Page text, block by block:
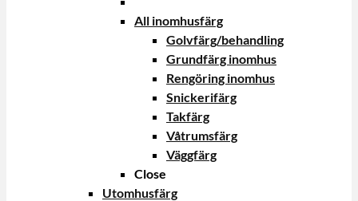
All inomhusfärg
Golvfärg/behandling
Grundfärg inomhus
Rengöring inomhus
Snickerifärg
Takfärg
Våtrumsfärg
Väggfärg
Close
Utomhusfärg